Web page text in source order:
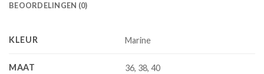
BEOORDELINGEN (0)
KLEUR Marine
MAAT 36, 38, 40